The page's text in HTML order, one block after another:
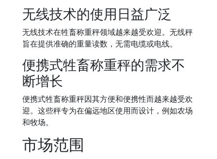
无线技术的使用日益广泛
无线技术在牲畜称重秤领域越来越受欢迎。无线秤
旨在提供准确的重量读数，无需电缆或电线。
便携式牲畜称重秤的需求不
断增长
便携式牲畜称重秤因其方便和便携性而越来越受欢
迎。这些秤专为在偏远地区使用而设计，例如农场
和牧场。
市场范围